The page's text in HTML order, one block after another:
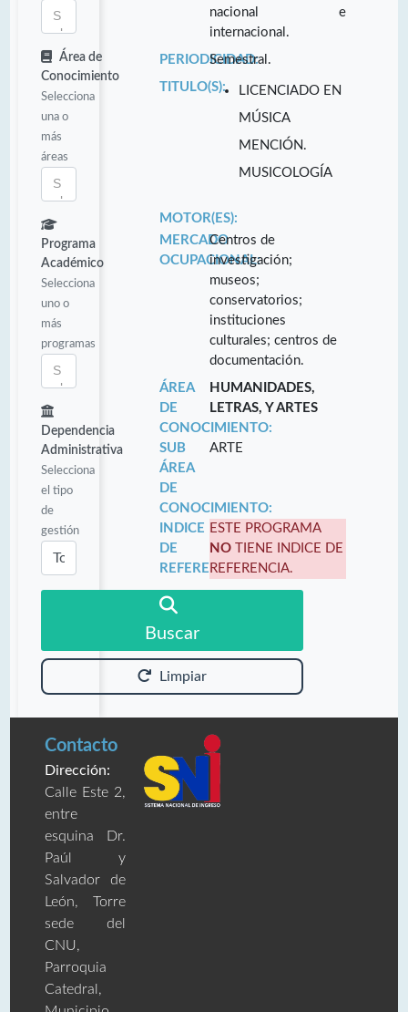
Área de
Conocimiento
Selecciona
una o
más
áreas
Programa
Académico
Selecciona
uno o
más
programas
Dependencia
Administrativa
Selecciona
el tipo
de
gestión
Buscar
Limpiar
nacional e
internacional.
PERIODICIDAD:
Semestral.
TITULO(S):
LICENCIADO EN
MÚSICA
MENCIÓN.
MUSICOLOGÍA
MOTOR(ES):
MERCADO
OCUPACIONAL:
Centros de
investigación;
museos;
conservatorios;
instituciones
culturales; centros de
documentación.
ÁREA
DE
CONOCIMIENTO:
HUMANIDADES,
LETRAS, Y ARTES
SUB
ÁREA
DE
CONOCIMIENTO:
ARTE
INDICE
DE
REFERENCIA:
ESTE PROGRAMA
NO TIENE INDICE DE
REFERENCIA.
Contacto
Dirección:
Calle Este 2,
entre
esquina Dr.
Paúl y
Salvador de
León, Torre
sede del
CNU,
Parroquia
Catedral,